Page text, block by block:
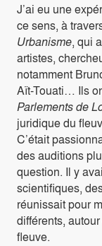
J’ai eu une
ce sens, à
Urbanisme, qui
artistes,
notamment
Aït-Touati… Ils
Parlements de
juridique du
C’était
des auditions
question. Il y
scientifiques,
réunissait pour
différents,
fleuve.